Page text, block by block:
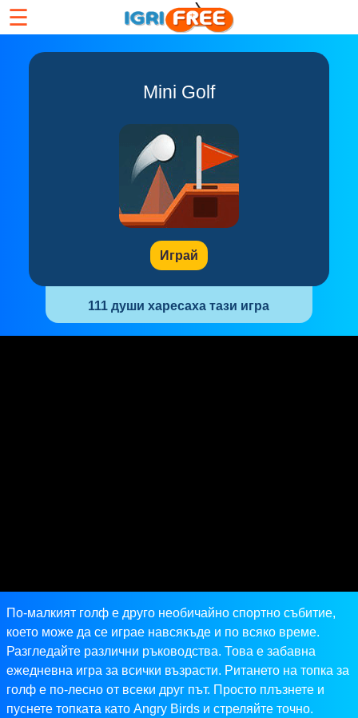
☰
Mini Golf
Играй
111 души харесаха тази игра
По-малкият голф е друго необичайно спортно събитие,
което може да се играе навсякъде и по всяко време.
Разгледайте различни ръководства. Това е забавна
ежедневна игра за всички възрасти. Ритането на топка за
голф е по-лесно от всеки друг път. Просто плъзнете и
пуснете топката като Angry Birds и стреляйте точно.